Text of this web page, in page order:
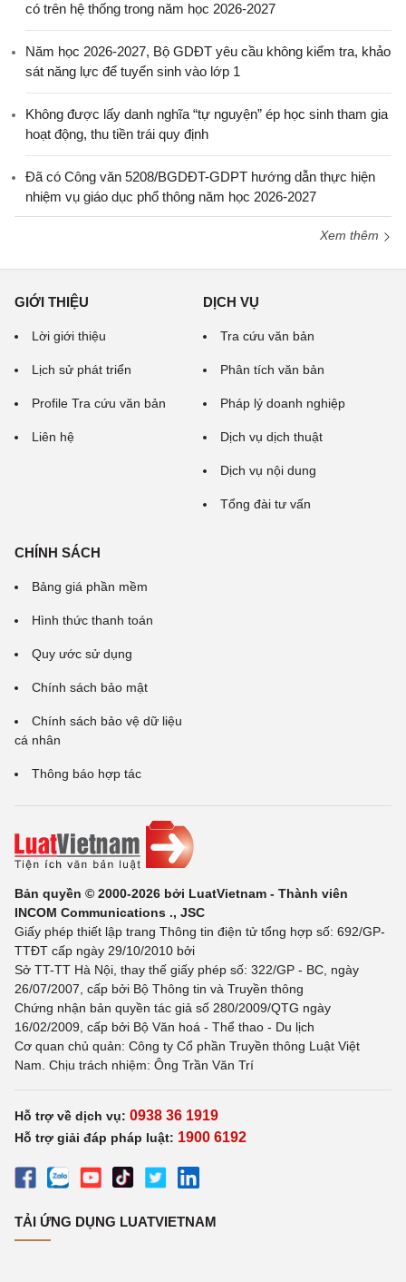
có trên hệ thống trong năm học 2026-2027
Năm học 2026-2027, Bộ GDĐT yêu cầu không kiểm tra, khảo
sát năng lực để tuyển sinh vào lớp 1
Không được lấy danh nghĩa “tự nguyện” ép học sinh tham gia
hoạt động, thu tiền trái quy định
Đã có Công văn 5208/BGDĐT-GDPT hướng dẫn thực hiện
nhiệm vụ giáo dục phổ thông năm học 2026-2027
Xem thêm
GIỚI THIỆU
Lời giới thiệu
Lịch sử phát triển
Profile Tra cứu văn bản
Liên hệ
DỊCH VỤ
Tra cứu văn bản
Phân tích văn bản
Pháp lý doanh nghiệp
Dịch vụ dịch thuật
Dịch vụ nội dung
Tổng đài tư vấn
CHÍNH SÁCH
Bảng giá phần mềm
Hình thức thanh toán
Quy ước sử dụng
Chính sách bảo mật
Chính sách bảo vệ dữ liệu
cá nhân
Thông báo hợp tác
Bản quyền © 2000-2026 bởi LuatVietnam - Thành viên
INCOM Communications ., JSC
Giấy phép thiết lập trang Thông tin điện tử tổng hợp số: 692/GP-
TTĐT cấp ngày 29/10/2010 bởi
Sở TT-TT Hà Nội, thay thế giấy phép số: 322/GP - BC, ngày
26/07/2007, cấp bởi Bộ Thông tin và Truyền thông
Chứng nhận bản quyền tác giả số 280/2009/QTG ngày
16/02/2009, cấp bởi Bộ Văn hoá - Thể thao - Du lịch
Cơ quan chủ quản: Công ty Cổ phần Truyền thông Luật Việt
Nam. Chịu trách nhiệm: Ông Trần Văn Trí
Hỗ trợ về dịch vụ: 0938 36 1919
Hỗ trợ giải đáp pháp luật: 1900 6192
TẢI ỨNG DỤNG LUATVIETNAM